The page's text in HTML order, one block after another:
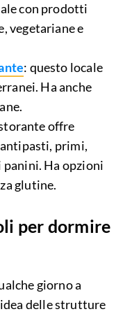
con prodotti
vegetariane e
: questo locale
Ha anche
offre
primi,
Ha opzioni
glutine.
per dormire
giorno a
delle strutture